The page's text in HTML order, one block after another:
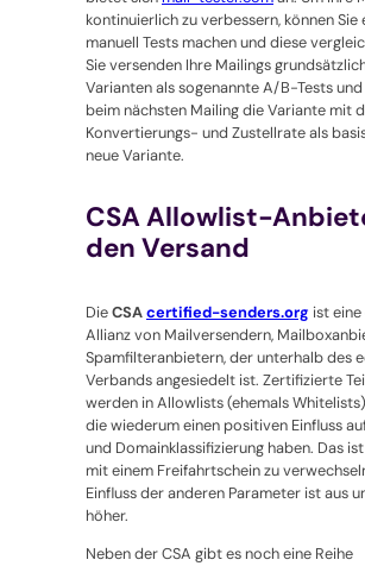
kontinuierlich zu verbessern, können
manuell Tests machen und diese
Sie versenden Ihre Mailings
Varianten als sogenannte A/B-Tests
beim nächsten Mailing die Variante mit
Konvertierungs- und Zustellrate als
neue Variante.
CSA Allowlist-
den Versand
DieCSAcertified-senders.org ist
Allianz von Mailversendern,
Spamfilteranbietern, der unterhalb des
Verbands angesiedelt ist. Zertifizierte
werden in Allowlists (ehemals
die wiederum einen positiven Einfluss
und Domainklassifizierung haben. Das
mit einem Freifahrtschein zu
Einfluss der anderen Parameter ist aus
höher.
Neben der CSA gibt es noch eine Reihe